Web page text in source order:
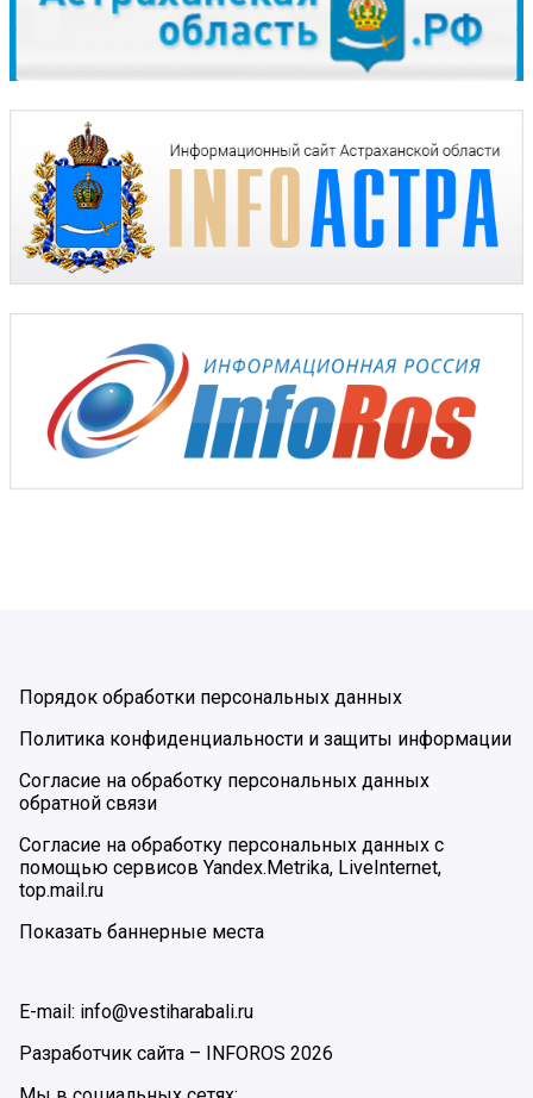
Порядок обработки персональных данных
Политика конфиденциальности и защиты информации
Согласие на обработку персональных данных
обратной связи
Согласие на обработку персональных данных с
помощью сервисов Yandex.Metrika, LiveInternet,
top.mail.ru
Показать баннерные места
E-mail: info@vestiharabali.ru
Разработчик сайта – INFOROS 2026